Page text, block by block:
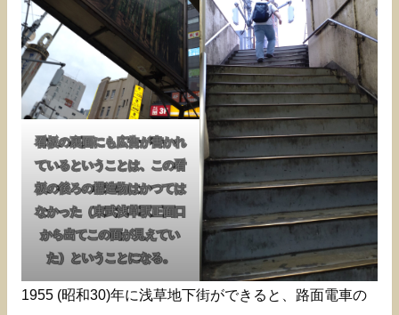
看板の裏面にも広告が書かれ
ているということは、この看
板の後ろの構造物はかつては
なかった（東武浅草駅正面口
から出てこの面が見えてい
た）ということになる。
1955 (昭和30)年に浅草地下街ができると、路面電車の